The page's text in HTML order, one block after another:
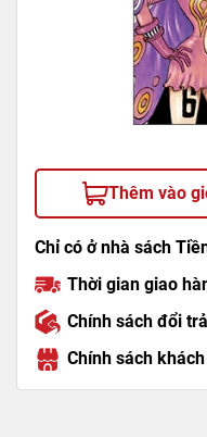
Thêm vào
Chỉ có ở nhà sách
Thời gian giao
Chính sách đổi
Chính sách